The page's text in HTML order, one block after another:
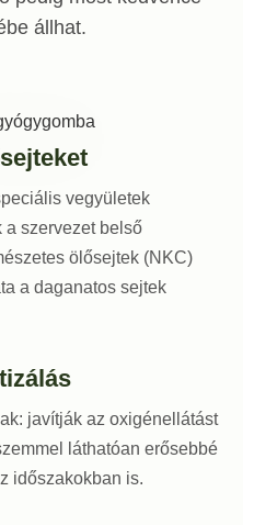
állhat.
vegyületek
szervezet belső
ölősejtek (NKC)
a daganatos sejtek
javítják az oxigénellátást
láthatóan erősebbé
időszakokban is.